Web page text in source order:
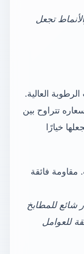
تجعل
العالية.
تتراوح بين
خيارًا
مقاومة فائقة
شائع للمطابخ
للعوامل